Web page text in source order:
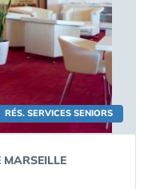
RÉS. SERVICES SENIORS
MARSEILLE